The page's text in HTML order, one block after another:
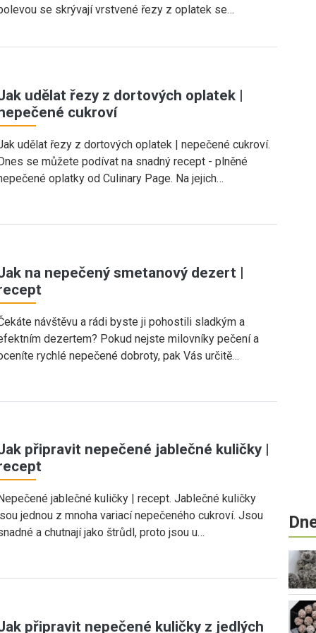
se skrývají vrstvené řezy z oplatek se…
udělat řezy z dortových oplatek |
cukroví
udělat řezy z dortových oplatek | nepečené cukroví.
se můžete podívat na snadný recept - plněné
oplatky od Culinary Page. Na jejich…
na nepečený smetanový dezert |
návštěvu a rádi byste ji pohostili sladkým a
dezertem? Pokud nejste milovníky pečení a
rychlé nepečené dobroty, pak Vás určitě…
připravit nepečené jablečné kuličky |
jablečné kuličky | recept. Jablečné kuličky
jednou z mnoha variací nepečeného cukroví. Jsou
a chutnají jako štrůdl, proto jsou u…
připravit nepečené kuličky z jedlých